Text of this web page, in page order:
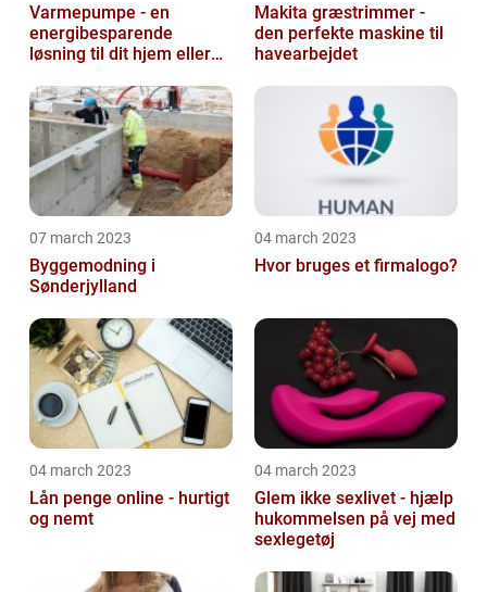
Varmepumpe - en
energibesparende
løsning til dit hjem eller
Makita græstrimmer -
den perfekte maskine til
havearbejdet
07 march 2023
Byggemodning i
Sønderjylland
04 march 2023
Hvor bruges et firmalogo?
04 march 2023
Lån penge online - hurtigt
og nemt
04 march 2023
Glem ikke sexlivet - hjælp
hukommelsen på vej med
sexlegetøj